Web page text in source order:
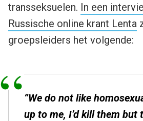
transseksuelen. In een
Russische online krant Lenta
groepsleiders het volgende:
“We do not like
up to me, I’d kill them but